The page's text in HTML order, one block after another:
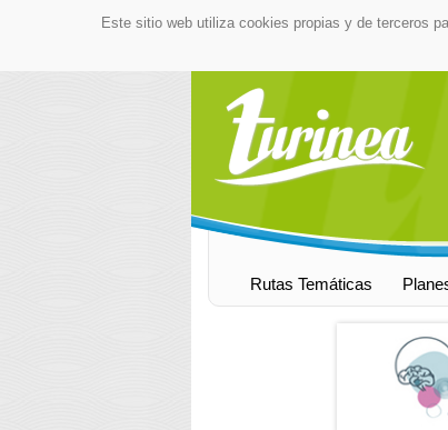
Este sitio web utiliza cookies propias y de terceros
Rutas Temáticas